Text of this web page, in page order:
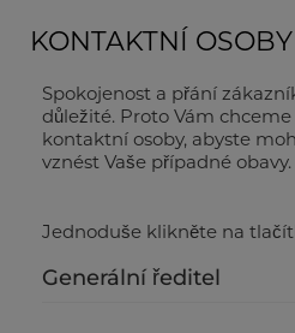
KONTAKTNÍ OSOBY
Spokojenost a přání
důležité. Proto Vám
kontaktní osoby, abyste
vznést Vaše případné obavy.
Jednoduše klikněte na
Generální ředitel